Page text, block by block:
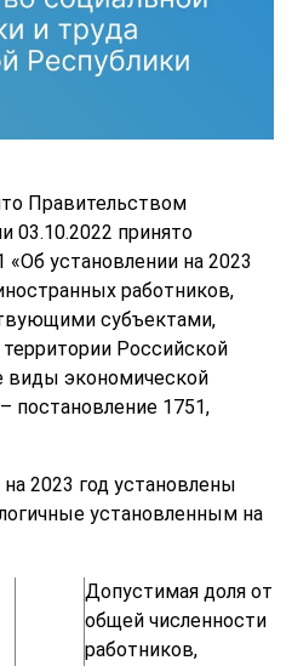
Правительством
03.10.2022 принято
установлении на 2023
работников,
субъектами,
Российской
виды экономической
постановление 1751,
2023 год установлены
установленным на
Допустимая доля от
общей численности
работников,